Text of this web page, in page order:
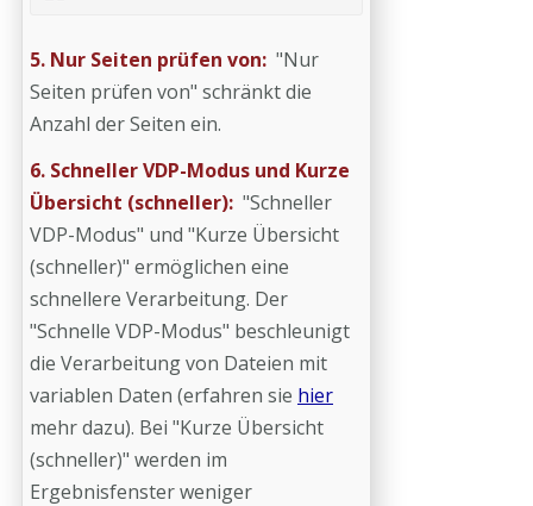
5. Nur Seiten prüfen von: "Nur
Seiten prüfen von" schränkt die
Anzahl der Seiten ein.
6. Schneller VDP-Modus und Kurze
Übersicht (schneller): "Schneller
VDP-Modus" und "Kurze Übersicht
(schneller)" ermöglichen eine
schnellere Verarbeitung. Der
"Schnelle VDP-Modus" beschleunigt
die Verarbeitung von Dateien mit
variablen Daten (erfahren sie hier
mehr dazu). Bei "Kurze Übersicht
(schneller)" werden im
Ergebnisfenster weniger